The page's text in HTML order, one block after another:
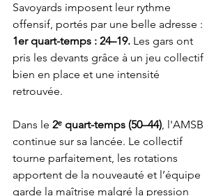
Savoyards imposent leur rythme
offensif, portés par une belle adresse :
1er quart-temps : 24–19. Les gars ont
pris les devants grâce à un jeu collectif
bien en place et une intensité
retrouvée.
Dans le 2ᵉ quart-temps (50–44), l'AMSB
continue sur sa lancée. Le collectif
tourne parfaitement, les rotations
apportent de la nouveauté et l’équipe
garde la maîtrise malgré la pression